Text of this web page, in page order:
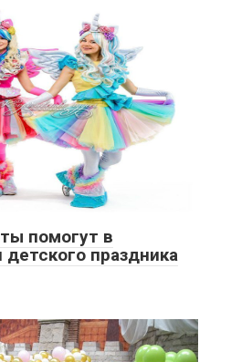
помогут в
детского праздника